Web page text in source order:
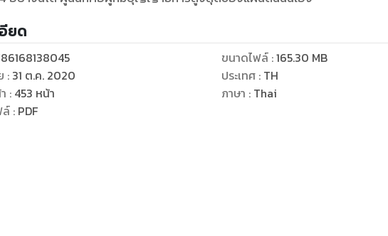
ยด
: 31 ต.ค. 2020
: 453 หน้า
ล์: PDF
ขนาดไฟล์:165.30 MB
ประเทศ : TH
ภาษา : Thai